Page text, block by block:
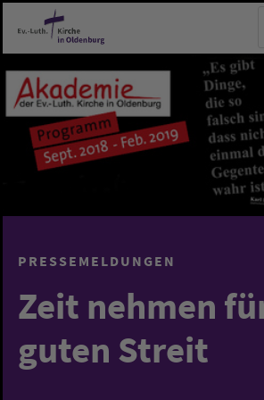
Zum Hauptinhalt springen
PRESSEMELDUNGEN
Zeit nehmen
guten Streit